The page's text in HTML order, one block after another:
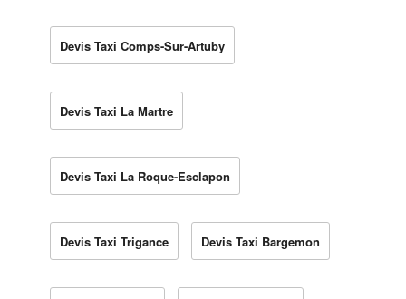
Devis Taxi Comps-Sur-Artuby
Devis Taxi La Martre
Devis Taxi La Roque-Esclapon
Devis Taxi Trigance Devis Taxi Bargemon